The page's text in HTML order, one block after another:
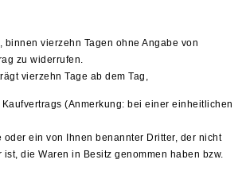
binnen vierzehn Tagen ohne Angabe von
zu widerrufen.
vierzehn Tage ab dem Tag,
Kaufvertrags (Anmerkung: bei einer einheitlichen
oder ein von Ihnen benannter Dritter, der nicht
ist, die Waren in Besitz genommen haben bzw.